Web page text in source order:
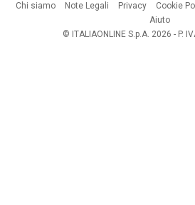
Chi siamo Note Legali Privacy Cookie
Aiuto
© ITALIAONLINE S.p.A. 2026 - P.